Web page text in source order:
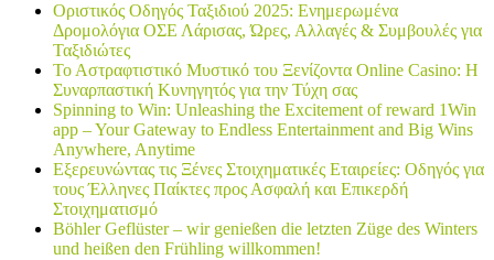
Οριστικός Οδηγός Ταξιδιού 2025: Ενημερωμένα
Δρομολόγια ΟΣΕ Λάρισας, Ώρες, Αλλαγές & Συμβουλές για
Ταξιδιώτες
Το Αστραφτιστικό Μυστικό του Ξενίζοντα Online Casino: Η
Συναρπαστική Κυνηγητός για την Τύχη σας
Spinning to Win: Unleashing the Excitement of reward 1Win
app – Your Gateway to Endless Entertainment and Big Wins
Anywhere, Anytime
Εξερευνώντας τις Ξένες Στοιχηματικές Εταιρείες: Οδηγός για
τους Έλληνες Παίκτες προς Ασφαλή και Επικερδή
Στοιχηματισμό
Böhler Geflüster – wir genießen die letzten Züge des Winters
und heißen den Frühling willkommen!